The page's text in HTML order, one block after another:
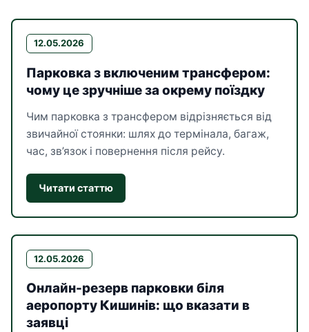
12.05.2026
Парковка з включеним трансфером:
чому це зручніше за окрему поїздку
Чим парковка з трансфером відрізняється від
звичайної стоянки: шлях до термінала, багаж,
час, зв’язок і повернення після рейсу.
Читати статтю
12.05.2026
Онлайн-резерв парковки біля
аеропорту Кишинів: що вказати в
заявці